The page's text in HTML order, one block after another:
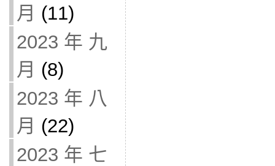
月 (11)
2023 年 九
月 (8)
2023 年 八
月 (22)
2023 年 七